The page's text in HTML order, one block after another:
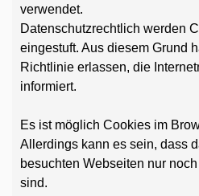
verwendet.
Datenschutzrechtlich werden
eingestuft. Aus diesem Grund
Richtlinie erlassen, die
informiert.
Es ist möglich Cookies im
Allerdings kann es sein, dass
besuchten Webseiten nur
sind.